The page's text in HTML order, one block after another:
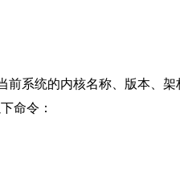
前系统的内核名称、版本、
命令：